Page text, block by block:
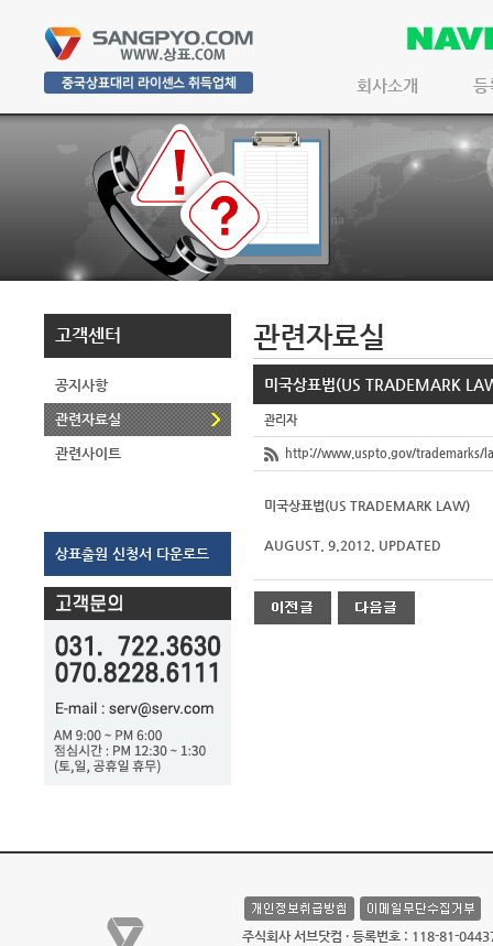
회사소개 등
고객센터
공지사항
관련자료실
관련사이트
상표출원 신청서 다운로드
관련자료실
미국상표법(US TRADEMARK
관리자
http://www.uspto.gov/trademarks/
미국상표법(US TRADEMARK LAW)
AUGUST. 9.2012. UPDATED
주식회사 서브닷컴 · 등록번호 : 118-81-